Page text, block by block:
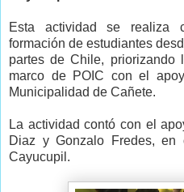
Esta actividad se realiza
formación de estudiantes
partes de Chile,
marco de POIC con el
Municipalidad de Cañete.
La actividad contó con el
Diaz y Gonzalo Fredes,
Cayucupil.